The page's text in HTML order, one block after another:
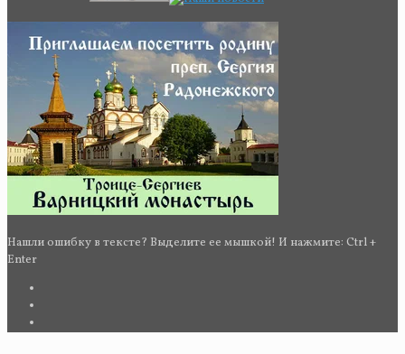
Нашли ошибку в тексте? Выделите ее мышкой! И нажмите: Ctrl +
Enter